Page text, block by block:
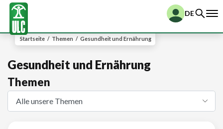
DE
Startseite / Themen / Gesundheit und Ernährung
Gesundheit und Ernährung
Themen